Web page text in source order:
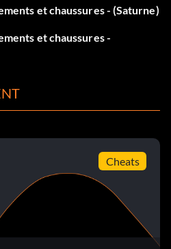
et chaussures - (Saturne)
et chaussures -
Cheats